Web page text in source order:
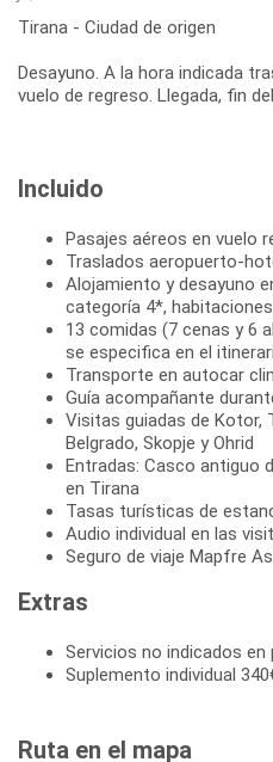
Tirana - Ciudad de origen
Desayuno. A la hora indicada
Incluido
Pasajes aéreos en vuelo
Traslados aeropuerto-
Alojamiento y desayuno
categoría 4*,
13 comidas (7 cenas y 6
se especifica en el
Transporte en autocar
Guía acompañante
Visitas guiadas de Kotor,
Belgrado, Skopje y Ohrid
Entradas: Casco antiguo
en Tirana
Tasas turísticas de
Audio individual en las
Seguro de viaje Mapfre
Extras
Servicios no indicados en
Suplemento individual
Ruta en el mapa